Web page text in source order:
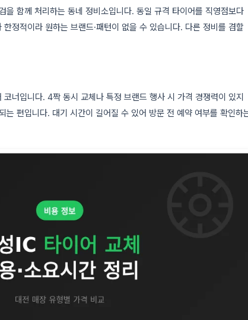
을 함께 처리하는 동네 정비소입니다. 동일 규격 타이어를 직영점보다
정적이라 원하는 브랜드·패턴이 없을 수 있습니다. 다른 정비를 겸할
너입니다. 4짝 동시 교체나 특정 브랜드 행사 시 가격 경쟁력이 있지
는 편입니다. 대기 시간이 길어질 수 있어 방문 전 예약 여부를 확인하